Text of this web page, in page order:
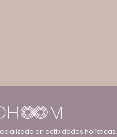
en actividades holísticas,